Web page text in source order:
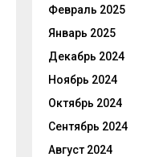
Февраль 2025
Январь 2025
Декабрь 2024
Ноябрь 2024
Октябрь 2024
Сентябрь 2024
Август 2024